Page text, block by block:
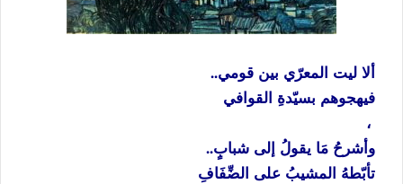
ألا ليت المعرّي بين قومي..
فيهجوهم بسيّدةِ القوافي
،
وأشرحُ مَا يقولُ إلى شبابٍ..
تأبّطهُ المشيبُ على الضِّفَافِ